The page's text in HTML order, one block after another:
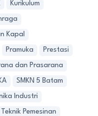
Kurikulum
Kapal
Pramuka Prestasi
dan Prasarana
SMKN 5 Batam
Industri
Teknik Pemesinan